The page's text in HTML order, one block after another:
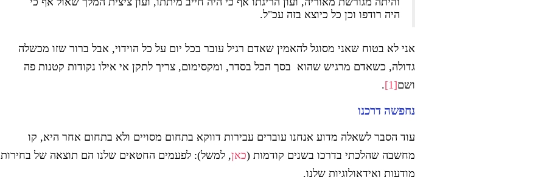
היה רודפו וכן כל כיוצא בזה עכ"ל.
אני לא בטוח שאני מסוגל להאמין שאדם רגיל עובר בכל יום על כל הוידוי, אבל ברור שזו מכשלה
גדולה, כשאדם מרגיש שהוא בסך הכל בסדר, ומקסימום, צריך לתקן אי אילו נקודות קטנות פה
ושם[1]
.
נחפשה דרכנו
עוד הסבר לשאלה מדוע אנחנו עוברים עבירות דווקא בתחום מסויים ולא בתחום אחר היא, קו
מחשבה שהלכתי בדרכו בשנים קודמות (כאן, למשל): לפעמים החטאים שלנו הם תוצאה של בחירות
מודעות ואידאולוגיות שלנו.